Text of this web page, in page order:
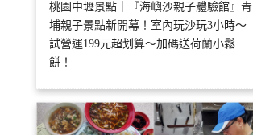
桃園中壢景點｜『海嶼沙親子體驗館』青
埔親子景點新開幕！室內玩沙玩3小時～
試營運199元超划算～加碼送荷蘭小鬆
餅！